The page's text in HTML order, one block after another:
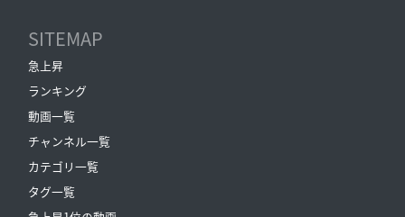
SITEMAP
急上昇
ランキング
動画一覧
チャンネル一覧
カテゴリ一覧
タグ一覧